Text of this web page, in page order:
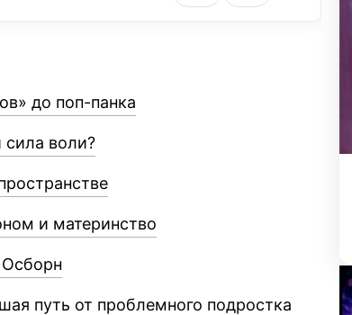
до поп-панка
сила воли?
и материнство
путь от проблемного подростка